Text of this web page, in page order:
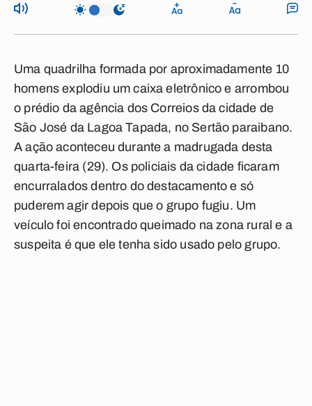
Uma quadrilha formada por aproximadamente 10
homens explodiu um caixa eletrônico e arrombou
o prédio da agência dos Correios da cidade de
São José da Lagoa Tapada, no Sertão paraibano.
A ação aconteceu durante a madrugada desta
quarta-feira (29). Os policiais da cidade ficaram
encurralados dentro do destacamento e só
puderem agir depois que o grupo fugiu. Um
veículo foi encontrado queimado na zona rural e a
suspeita é que ele tenha sido usado pelo grupo.